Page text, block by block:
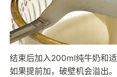
结束后加入200ml纯牛奶和
如果提前加，破壁机会溢出。